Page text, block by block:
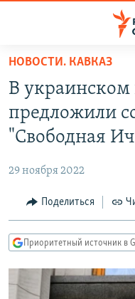
упрощенного
доступа
основному
Вернутся
Вернутся
поиску
ПОДКАСТЫ
АВТОРСКИЕ ПРОЕКТЫ
МНЕНИЯ
КУЛЬТУРА
КАВКАЗ.РЕАЛИИ
СЕВЕР.РЕАЛИИ
НОВОСТИ. КАВКАЗ
В украинском
предложили
"Свободная
29 ноября 2022
Поделиться
Приоритетный источник в